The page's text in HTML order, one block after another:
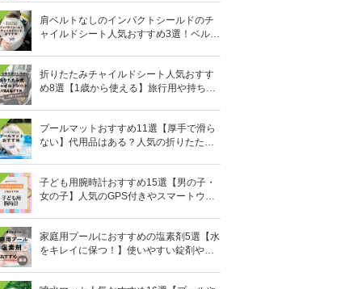
肩ベルトなしのインパクトシールドのチ
ャイルドシート人気おすすめ3選！ベルト
折りたたみチャイルドシート人気おすす
め8選【1歳から使える】旅行用や持ち運
プールマットおすすめ11選【厚手で滑ら
ない】代用品はある？人気の折りたたみ
子ども用腕時計おすすめ15選【男の子・
女の子】人気のGPS付きやスマートウォ
家庭用プールにおすすめの塩素剤5選【水
をキレイに保つ！】使いやすい錠剤やパ